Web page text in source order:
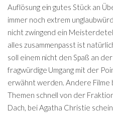
Auflösung ein gutes Stück an
immer noch extrem
nicht zwingend ein
alles zusammenpasst ist
soll einem nicht den Spaß an
fragwürdige Umgang mit der
erwähnt werden. Andere Filme
Themen schnell von der
Dach, bei Agatha Christie